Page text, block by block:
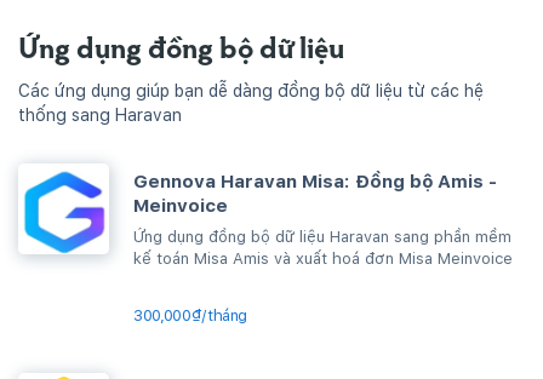
Ứng dụng đồng bộ dữ liệu
Các ứng dụng giúp bạn dễ dàng đồng bộ dữ liệu từ các hệ
thống sang Haravan
Gennova Haravan Misa: Đồng bộ Amis -
Meinvoice
Ứng dụng đồng bộ dữ liệu Haravan sang phần mềm
kế toán Misa Amis và xuất hoá đơn Misa Meinvoice
300,000₫/tháng